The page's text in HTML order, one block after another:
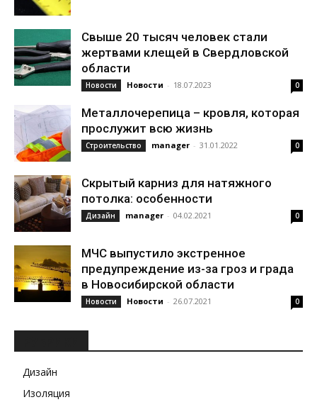
Свыше 20 тысяч человек стали
жертвами клещей в Свердловской
области
Новости Новости - 18.07.2023 0
Металлочерепица – кровля, которая
прослужит всю жизнь
Строительство manager - 31.01.2022 0
Скрытый карниз для натяжного
потолка: особенности
Дизайн manager - 04.02.2021 0
МЧС выпустило экстренное
предупреждение из-за гроз и града
в Новосибирской области
Новости Новости - 26.07.2021 0
Дизайн
Изоляция